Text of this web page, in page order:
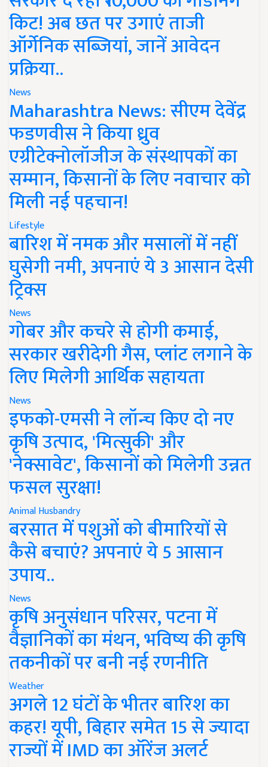
किट! अब छत पर उगाएं ताजी
ऑर्गेनिक सब्जियां, जानें आवेदन
प्रक्रिया..
News
Maharashtra News: सीएम देवेंद्र
फडणवीस ने किया ध्रुव
एग्रीटेक्नोलॉजीज के संस्थापकों का
सम्मान, किसानों के लिए नवाचार को
मिली नई पहचान!
Lifestyle
बारिश में नमक और मसालों में नहीं
घुसेगी नमी, अपनाएं ये 3 आसान देसी
ट्रिक्स
News
गोबर और कचरे से होगी कमाई,
सरकार खरीदेगी गैस, प्लांट लगाने के
लिए मिलेगी आर्थिक सहायता
News
इफको-एमसी ने लॉन्च किए दो नए
कृषि उत्पाद, 'मित्सुकी' और
'नेक्सावेट', किसानों को मिलेगी उन्नत
फसल सुरक्षा!
Animal Husbandry
बरसात में पशुओं को बीमारियों से
कैसे बचाएं? अपनाएं ये 5 आसान
उपाय..
News
कृषि अनुसंधान परिसर, पटना में
वैज्ञानिकों का मंथन, भविष्य की कृषि
तकनीकों पर बनी नई रणनीति
Weather
अगले 12 घंटों के भीतर बारिश का
कहर! यूपी, बिहार समेत 15 से ज्यादा
राज्यों में IMD का ऑरेंज अलर्ट